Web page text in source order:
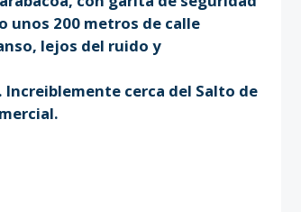
unos 200 metros de calle
lejos del ruido y
cerca del Salto de